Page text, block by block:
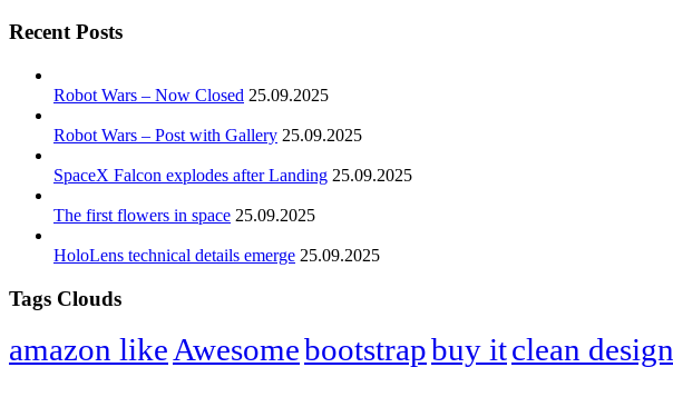
Recent Posts
Robot Wars – Now Closed 25.09.2025
Robot Wars – Post with Gallery 25.09.2025
SpaceX Falcon explodes after Landing 25.09.2025
The first flowers in space 25.09.2025
HoloLens technical details emerge 25.09.2025
Tags Clouds
amazon like Awesomebootstrapbuy itclean design